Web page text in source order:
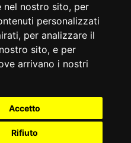
nel nostro sito, per
personalizzati
per analizzare il
sito, e per
arrivano i nostri
Accetto
Rifiuto
personali